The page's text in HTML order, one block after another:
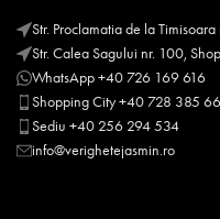
Str. Proclamatia de la Timisoara
Str. Calea Sagului nr. 100,
WhatsApp +40 726 169 616
Shopping City +40 728 385
Sediu +40 256 294 534
info@verighetejasmin.ro